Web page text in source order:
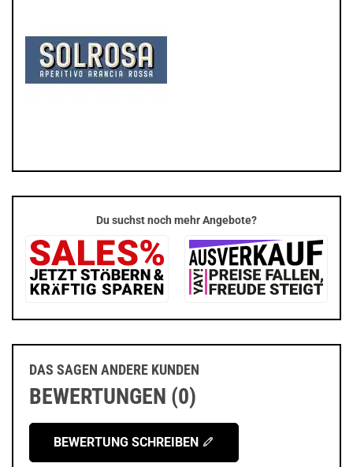
Du suchst noch mehr Angebote?
DAS SAGEN ANDERE KUNDEN
BEWERTUNGEN (0)
BEWERTUNG SCHREIBEN